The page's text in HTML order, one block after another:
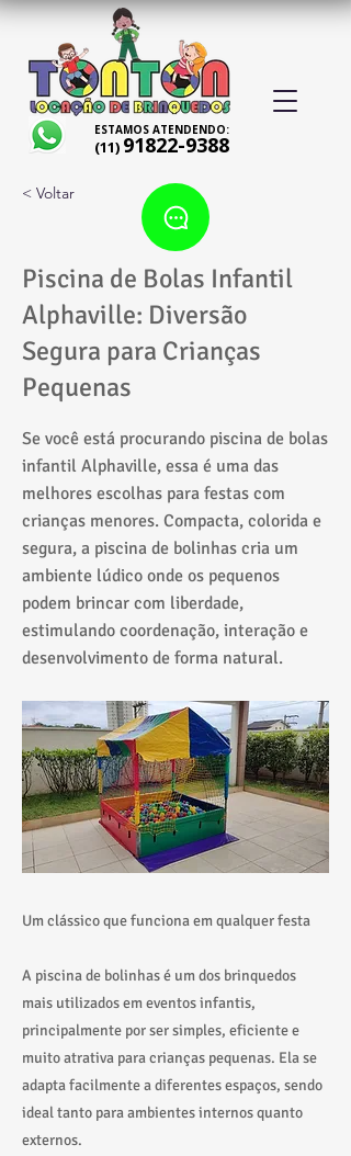
ESTAMOS ATENDENDO:
(11) 91822-9388
< Voltar
Piscina de Bolas Infantil
Alphaville: Diversão
Segura para Crianças
Pequenas
Se você está procurando piscina de bolas
infantil Alphaville, essa é uma das
melhores escolhas para festas com
crianças menores. Compacta, colorida e
segura, a piscina de bolinhas cria um
ambiente lúdico onde os pequenos
podem brincar com liberdade,
estimulando coordenação, interação e
desenvolvimento de forma natural.
Um clássico que funciona em qualquer festa
A piscina de bolinhas é um dos brinquedos
mais utilizados em eventos infantis,
principalmente por ser simples, eficiente e
muito atrativa para crianças pequenas. Ela se
adapta facilmente a diferentes espaços, sendo
ideal tanto para ambientes internos quanto
externos.